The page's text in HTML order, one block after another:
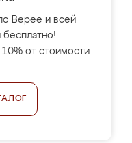
Верее и всей
бесплатно!
от стоимости